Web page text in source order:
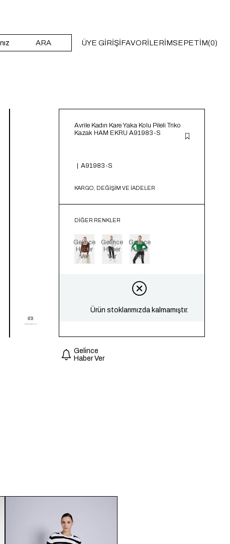
ARA ÜYE GIRIŞIFAVORILERIMSEPETIM 0
Avrile Kadın Kare Yaka Kolu Pileli Triko
Kazak HAM EKRU A91983-S
A91983-S
KARGO, DEĞİŞİM VE İADELER
DIĞER RENKLER
Gelince
Haber
Ver
Gelince
Haber
Ver
Gelince
Haber
Ver
Ürün stoklarımızda kalmamıştır.
Gelince
Haber Ver